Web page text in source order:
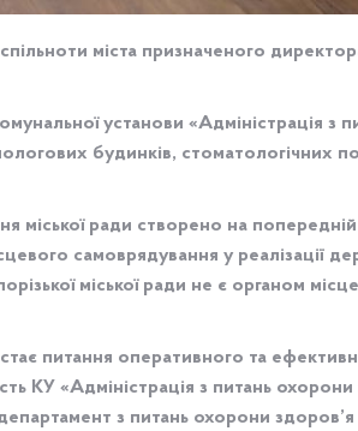
міста призначеного
установи «Адміністрація з
будинків, стоматологічних
ради створено на
самоврядування у реалізації
міської ради не є органом
питання оперативного та
«Адміністрація з питань охорони
з питань охорони